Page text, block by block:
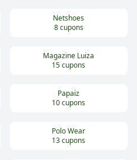
Netshoes
8cupons
Magazine Luiza
15cupons
Papaiz
10cupons
Polo Wear
13cupons